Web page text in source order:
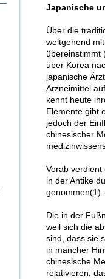
Japanische
Über die
weitgehend
übereinstimmt
über Korea
japanische
Arzneimittel
kennt heute
Elemente gibt
jedoch der
chinesischer
Vorab
in der Antike
genommen(1).
Die in der
weil sich die
sind, dass sie
in mancher
chinesische
relativieren,